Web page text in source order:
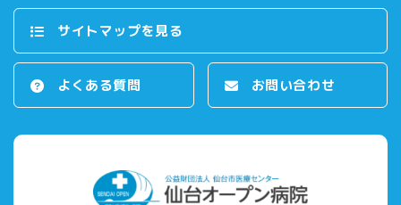
サイトマップを⾒る
よくある質問 お問い合わせ